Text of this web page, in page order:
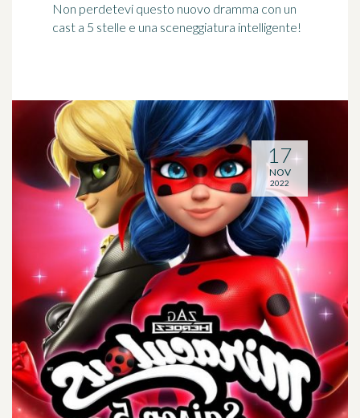
Non perdetevi questo nuovo dramma con un
cast a 5 stelle e una sceneggiatura intelligente!
17
NOV
2022